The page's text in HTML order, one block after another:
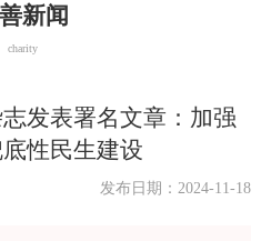
新闻
charity
发表署名文章：加强
性民生建设
发布日期：2024-11-18